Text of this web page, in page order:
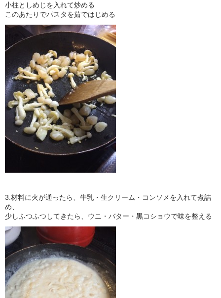
小柱としめじを入れて炒める
このあたりでパスタを茹ではじめる
3.材料に火が通ったら、牛乳・生クリーム・コンソメを入れて煮詰
め、
少しふつふつしてきたら、ウニ・バター・黒コショウで味を整える